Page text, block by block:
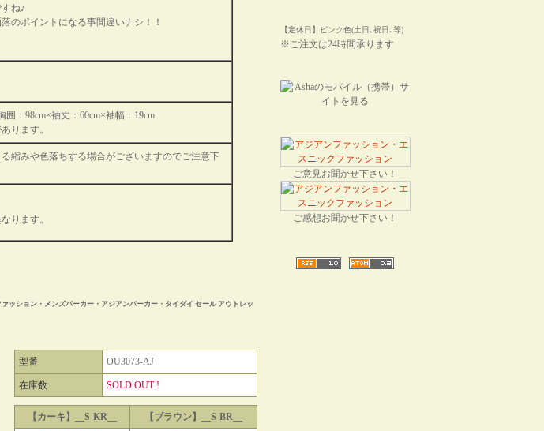
ね♪
のポイントになる事間違いナシ！！
囲：98cm×袖丈：60cm×袖幅：19cm
ります。
縮みや色落ちする場合がございますのでご注意下
ります。
ッション・メンズパーカー・アジアンパーカー・タイダイ セール アウトレッ
型番 OU3073-AJ
在庫数 SOLD OUT !
【カーキ】__S-KR__ 【ブラウン】__S-BR__
【定休日】ピンク色(土日､祝日､等)
※ご注文は24時間承ります
ご意見お聞かせ下さい！
ご感想お聞かせ下さい！